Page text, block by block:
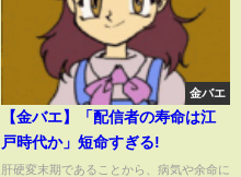
金バエ
【金バエ】「配信者の寿命は江
戸時代か」短命すぎる!
肝硬変末期であることから、病気や余命に